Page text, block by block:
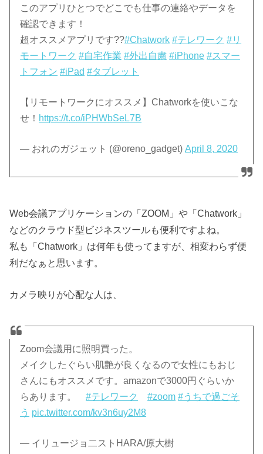
このアプリひとつでどこでも仕事の連絡やデータを
確認できます！
超オススメアプリです??#Chatwork #テレワーク #リ
モートワーク #自宅作業 #外出自粛 #iPhone #スマー
トフォン #iPad #タブレット
【リモートワークにオススメ】Chatworkを使いこな
せ！ https://t.co/iPHWbSeL7B
— おれのガジェット (@oreno_gadget)April 8, 2020
Web会議アプリケーションの「ZOOM」や「Chatwork」
などのクラウド型ビジネスツールも便利ですよね。
私も「Chatwork」は何年も使ってますが、相変わらず便
利だなぁと思います。
カメラ映りが心配な人は、
Zoom会議用に照明買った。
メイクしたぐらい肌艶が良くなるので女性にもおじ
さんにもオススメです。amazonで3000円ぐらいか
らあります。#テレワーク #zoom #うちで過ごそ
う pic.twitter.com/kv3n6uy2M8
— イリュージョ二ストHARA/原大樹